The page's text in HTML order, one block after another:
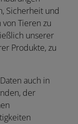
Sicherheit und
Tieren zu
unserer
Produkte, zu
auch in
der